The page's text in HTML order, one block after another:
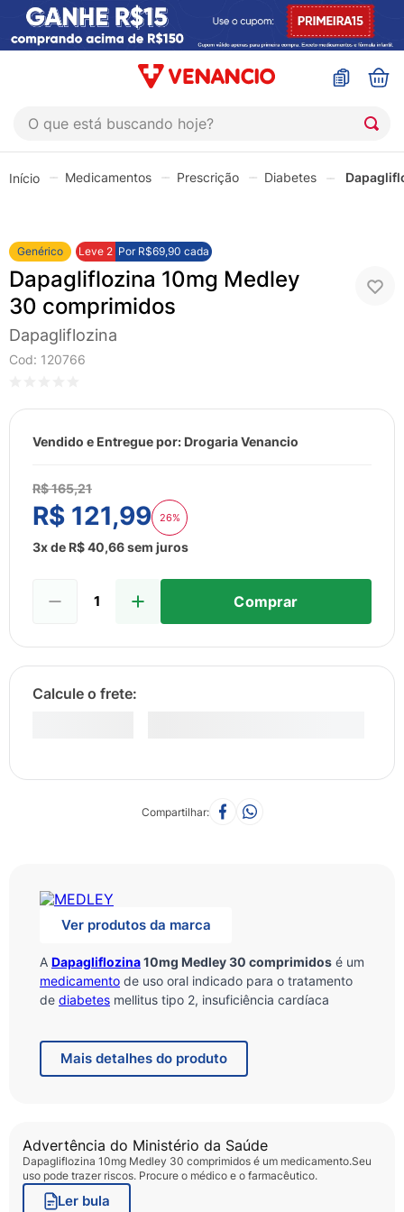
O que está buscando hoje?
Medicamentos Prescrição Diabetes
Genérico Leve 2 Por R$69,90 cada
Dapagliflozina 10mg Medley
30 comprimidos
Dapagliflozina
Cod: 120766
Vendido e Entregue por: Drogaria Venancio
R$165,21
R$ 121,99 26%
3x de R$40,66sem juros
Comprar
Compartilhar
Ver produtos da marca
A Dapagliflozina10mg Medley 30 comprimidos é um
medicamento de uso oral indicado para o tratamento
de diabetes mellitus tipo 2, insuficiência cardíaca
diretamente nos rins para auxiliar no controle glicêmico
e na proteção cardiovascular.
auxilia no manejo do peso corporal e na redução da
pressão arterial de forma segura.
Como Funciona?
Mais detalhes do produto
Advertência do Ministério da Saúde
Dapagliflozina 10mg Medley 30 comprimidos é um medicamento.Seu
uso pode trazer riscos. Procure o médico e o farmacêutico.
Ler bula
1º
coristina
3º
admuc
4
fly gotas
5 º
protetor solar
8º
esmalte
9º
lenço umedecido